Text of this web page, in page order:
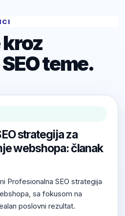
teme.
strategija za
webshopa: članak
Profesionalna SEO strategija
sa fokusom na
poslovni rezultat.